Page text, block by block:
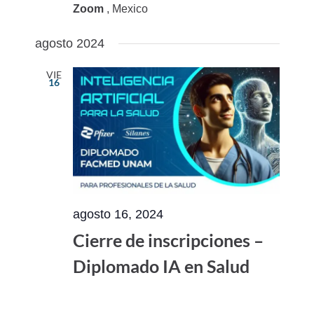
Zoom , Mexico
agosto 2024
VIE
16
agosto 16, 2024
Cierre de inscripciones –
Diplomado IA en Salud